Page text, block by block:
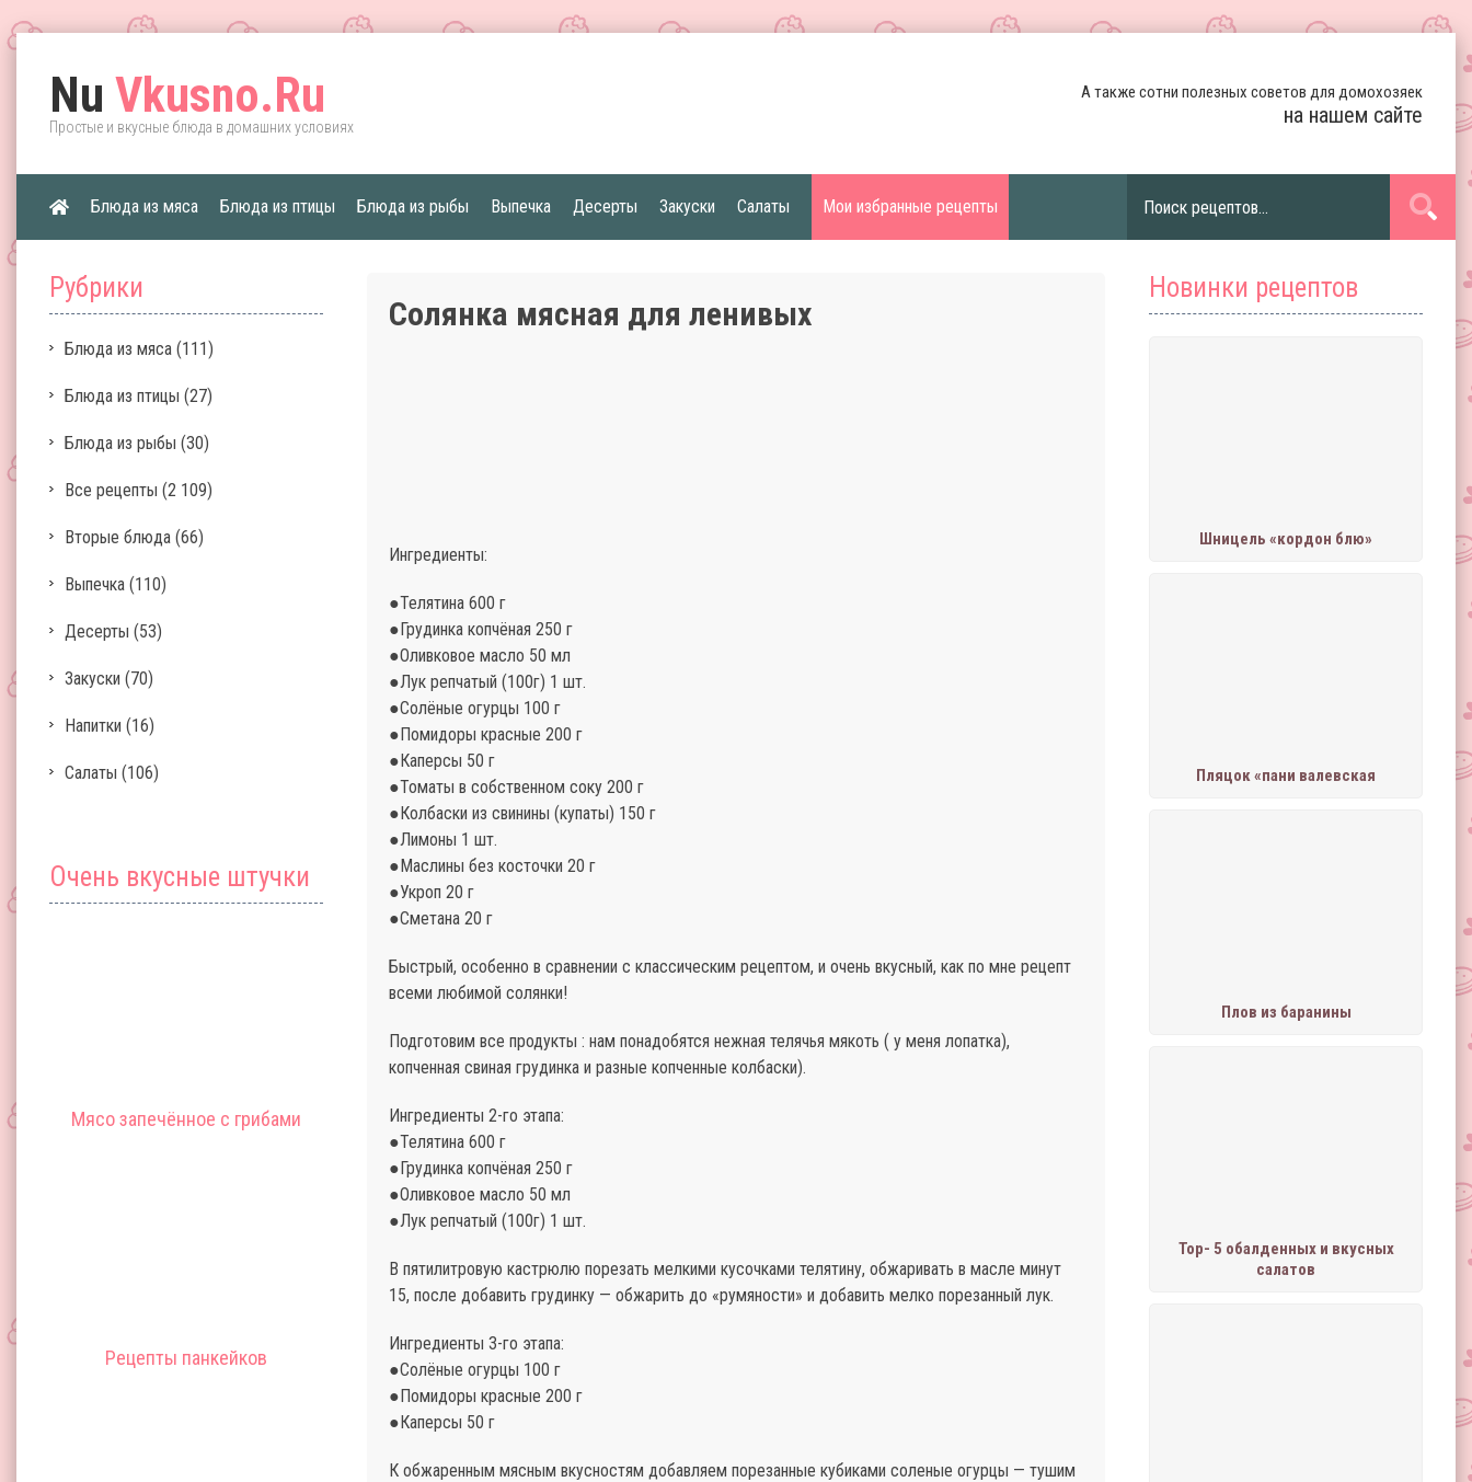
Nu Vkusno.Ru
Простые и вкусные блюда в домашних условиях
А также сотни полезных советов для домохозяек
на нашем сайте
Блюда из мяса Блюда из птицы Блюда из рыбы Выпечка Десерты Закуски Салаты Мои избранные рецепты
Рубрики
Блюда из мяса (111)
Блюда из птицы (27)
Блюда из рыбы (30)
Все рецепты (2 109)
Вторые блюда (66)
Выпечка (110)
Десерты (53)
Закуски (70)
Напитки (16)
Салаты (106)
Очень вкусные штучки
Мясо запечённое с грибами
Рецепты панкейков
Новинки рецептов
Шницель «кордон блю»
Пляцок «пани валевская
Плов из баранины
Тор- 5 обалденных и вкусных
салатов
Солянка мясная для ленивых
Ингредиенты:
●Телятина 600 г
●Грудинка копчёная 250 г
●Оливковое масло 50 мл
●Лук репчатый (100г) 1 шт.
●Солёные огурцы 100 г
●Помидоры красные 200 г
●Каперсы 50 г
●Томаты в собственном соку 200 г
●Колбаски из свинины (купаты) 150 г
●Лимоны 1 шт.
●Маслины без косточки 20 г
●Укроп 20 г
●Сметана 20 г
Быстрый, особенно в сравнении с классическим рецептом, и очень вкусный, как по мне рецепт
всеми любимой солянки!
Подготовим все продукты : нам понадобятся нежная телячья мякоть ( у меня лопатка),
копченная свиная грудинка и разные копченные колбаски).
Ингредиенты 2-го этапа:
●Телятина 600 г
●Грудинка копчёная 250 г
●Оливковое масло 50 мл
●Лук репчатый (100г) 1 шт.
В пятилитровую кастрюлю порезать мелкими кусочками телятину, обжаривать в масле минут
15, после добавить грудинку — обжарить до «румяности» и добавить мелко порезанный лук.
Ингредиенты 3-го этапа:
●Солёные огурцы 100 г
●Помидоры красные 200 г
●Каперсы 50 г
К обжаренным мясным вкусностям добавляем порезанные кубиками соленые огурцы — тушим